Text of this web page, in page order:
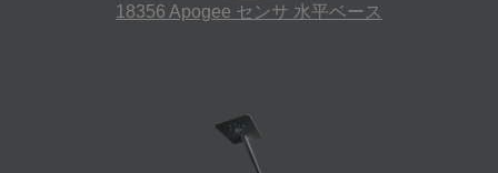
18356 Apogee センサ 水平ベース